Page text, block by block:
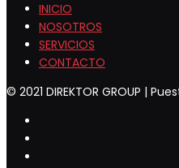
INICIO
NOSOTROS
SERVICIOS
CONTACTO
© 2021 DIREKTOR GROUP |